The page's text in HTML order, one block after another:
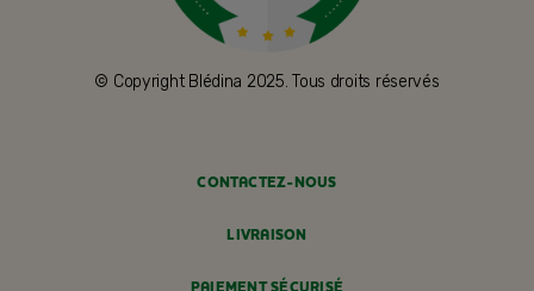
© Copyright Blédina 2025. Tous droits réservés
CONTACTEZ-NOUS
LIVRAISON